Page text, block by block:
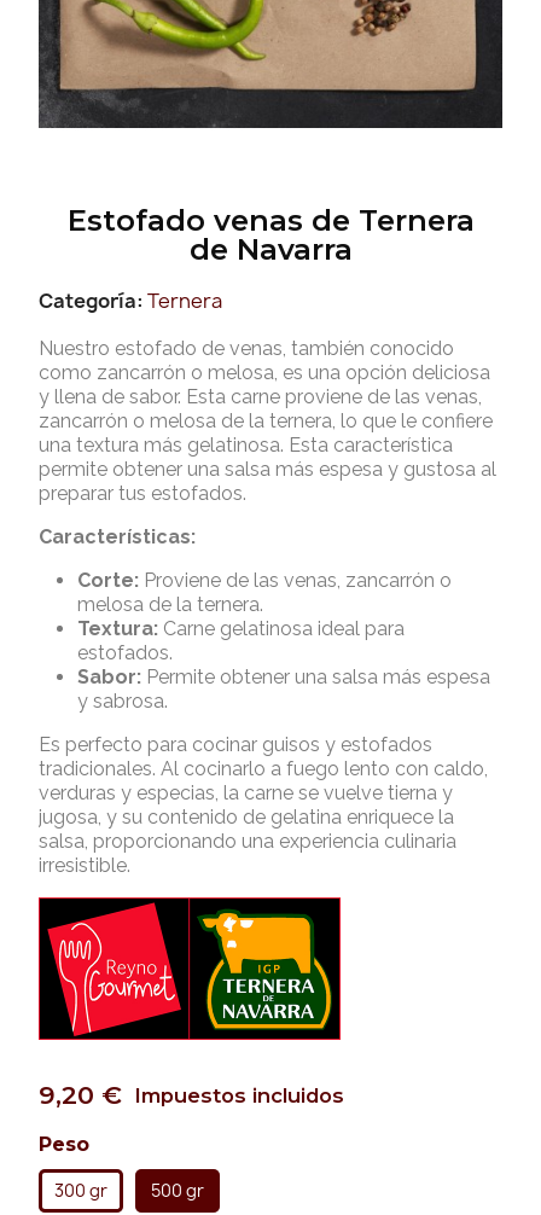
Estofado venas de Ternera
de Navarra
Categoría Ternera
Nuestro estofado de venas, también conocido
como zancarrón o melosa, es una opción deliciosa
y llena de sabor. Esta carne proviene de las venas,
zancarrón o melosa de la ternera, lo que le confiere
una textura más gelatinosa. Esta característica
permite obtener una salsa más espesa y gustosa al
preparar tus estofados.
Características:
Corte: Proviene de las venas, zancarrón o
melosa de la ternera.
Textura: Carne gelatinosa ideal para
estofados.
Sabor: Permite obtener una salsa más espesa
y sabrosa.
Es perfecto para cocinar guisos y estofados
tradicionales. Al cocinarlo a fuego lento con caldo,
verduras y especias, la carne se vuelve tierna y
jugosa, y su contenido de gelatina enriquece la
salsa, proporcionando una experiencia culinaria
irresistible.
9,20 € Impuestos incluidos
Peso
300 gr
500 gr